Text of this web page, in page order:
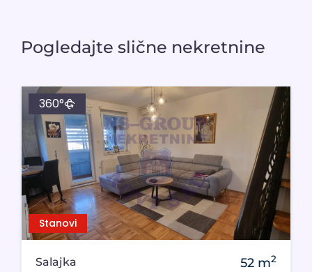
Pogledajte slične nekretnine
Stanovi
360°
Salajka 52 m2